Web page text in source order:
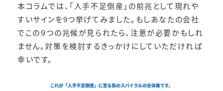
本コラムでは、「人手不足倒産」の前兆として現れや
すいサインを9つ挙げてみました。もしあなたの会社
でこの９つの兆候が見られたら、注意が必要かもしれ
ません。対策を検討するきっかけにしていただければ
幸いです。